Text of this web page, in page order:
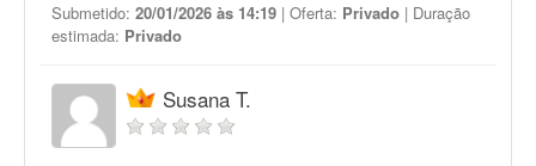
Submetido: 20/01/2026 às 14:19 | Oferta: Privado | Duração
estimada: Privado
Susana T.